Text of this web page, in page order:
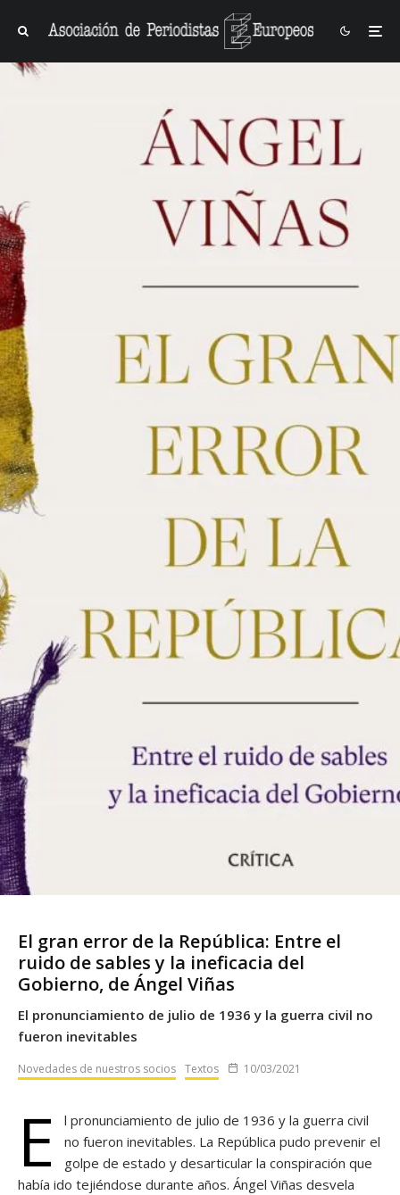
El gran error de la República: Entre el
ruido de sables y la ineficacia del
Gobierno, de Ángel Viñas
El pronunciamiento de julio de 1936 y la guerra civil no
fueron inevitables
Novedades de nuestros socios Textos 10/03/2021
E
l pronunciamiento de julio de 1936 y la guerra civil
no fueron inevitables. La República pudo prevenir el
golpe de estado y desarticular la conspiración que
había ido tejiéndose durante años. Ángel Viñas desvela